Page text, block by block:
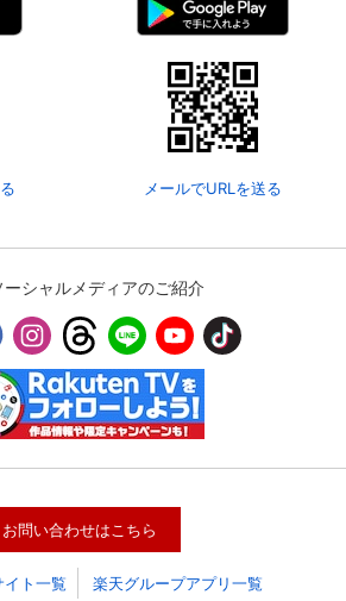
決済方法の変更が可能です。
メールでURLを送る
ーシャルメディアのご紹介
お問い合わせはこちら
ト一覧 楽天グループアプリ一覧